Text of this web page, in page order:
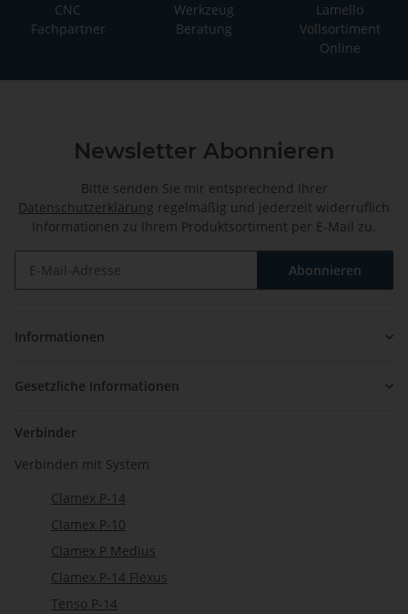
CNC
Fachpartner
Werkzeug
Beratung
Lamello
Vollsortiment
Online
Newsletter Abonnieren
Bitte senden Sie mir entsprechend Ihrer
Datenschutzerklärung regelmäßig und jederzeit widerruflich
Informationen zu Ihrem Produktsortiment per E-Mail zu.
Abonnieren
Informationen
Gesetzliche Informationen
Verbinder
Verbinden mit System
Clamex P-14
Clamex P-10
Clamex P Medius
Clamex P-14 Flexus
Tenso P-14